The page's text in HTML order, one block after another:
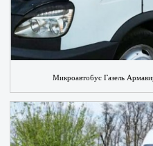
Микроавтобус Газель